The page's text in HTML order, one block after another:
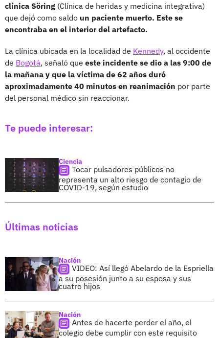
clínica Söring (Clínica de heridas y medicina integrativa)
que dejó como saldo un paciente muerto. Este se
encontraba en el interior del artefacto.
La clínica ubicada en la localidad de Kennedy, al occidente
de Bogotá, señaló que este incidente se dio a las 9:00 de
la mañana y que la víctima de 62 años duró
aproximadamente 40 minutos en reanimación por parte
del personal médico sin reaccionar.
Te puede interesar:
Ciencia
Tocar pulsadores públicos no
representa un alto riesgo de contagio de
COVID-19, según estudio
Últimas noticias
Nación
VIDEO: Así llegó Abelardo de la Espriella
a su posesión junto a su esposa y sus
cuatro hijos
Nación
Antes de hacerte perder el año, el
colegio debe cumplir con este requisito